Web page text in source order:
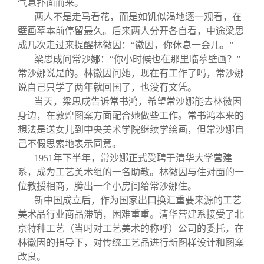
气息扑面而来。
两人不是走马看花，而是如饥似渴地逐一观看，在
壁画摹本前停留最久。后来两人分开各自看，中途梁思
成几次走过来提醒林徽因：“徽因，你休息一会儿。”
梁思成问常沙娜：“你小时候也在那里临摹壁画？”
常沙娜说是的。林徽因问她，现在有工作了吗，常沙娜
说自己只学了两年就回国了，也没有文凭。
当天，梁思成告诉常书鸿，希望常沙娜能去林徽因
身边，在敦煌图案方面配合她做些工作。常书鸿本来的
想法是送女儿到中央美术学院继续学绘画，但常沙娜自
己不假思索地表示同意。
1951年下半年，常沙娜正式受聘于清华大学营建
系，成为工艺美术组的一名助教。林徽因与住对面的一
位教授相商，腾出一个小房间给常沙娜住。
新中国成立后，作为国家出口换汇重要来源的工艺
美术品行业商品滞销，困难重重。清华营建系接受了北
京特种工艺（当时对工艺美术的称呼）公司的委托，在
林徽因的指导下，对传统工艺品进行新图样设计和图案
改良。